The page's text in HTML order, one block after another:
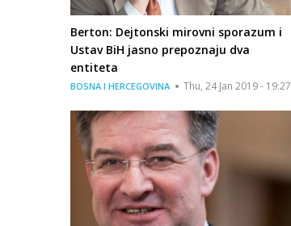
Berton: Dejtonski mirovni sporazum i
Ustav BiH jasno prepoznaju dva
entiteta
BOSNA I HERCEGOVINA Thu, 24 Jan 2019 - 19:27